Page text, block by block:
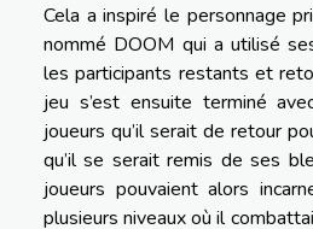
Cela a inspiré le personnage
nommé DOOM qui a utilisé
les participants restants et
jeu s’est ensuite terminé
joueurs qu’il serait de retour
qu’il se serait remis de ses
joueurs pouvaient alors
plusieurs niveaux où il